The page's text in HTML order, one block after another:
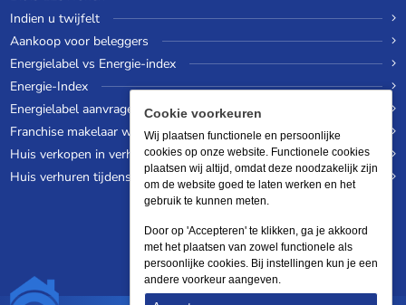
Indien u twijfelt
Aankoop voor beleggers
Energielabel vs Energie-index
Energie-Index
Energielabel aanvragen
Franchise makelaar worden
Huis verkopen in verhuurde staat
Huis verhuren tijdens een wereldreis
Cookie voorkeuren
Wij plaatsen functionele en persoonlijke
cookies op onze website. Functionele cookies
plaatsen wij altijd, omdat deze noodzakelijk zijn
om de website goed te laten werken en het
gebruik te kunnen meten.
Door op 'Accepteren' te klikken, ga je akkoord
met het plaatsen van zowel functionele als
persoonlijke cookies. Bij instellingen kun je een
andere voorkeur aangeven.